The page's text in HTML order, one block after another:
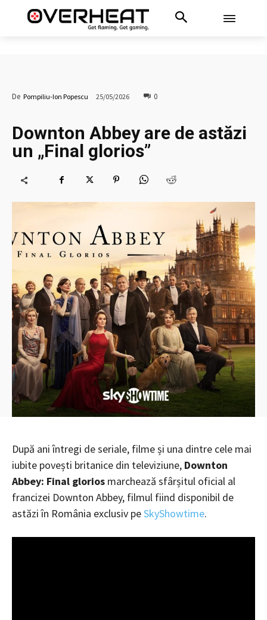
De Pompiliu-Ion Popescu 25/05/2026 0
Downton Abbey are de astăzi
un „Final glorios”
După ani întregi de seriale, filme și una dintre cele mai
iubite povești britanice din televiziune, Downton
Abbey: Final glorios marchează sfârșitul oficial al
francizei Downton Abbey, filmul fiind disponibil de
astăzi în România exclusiv peSkyShowtime.